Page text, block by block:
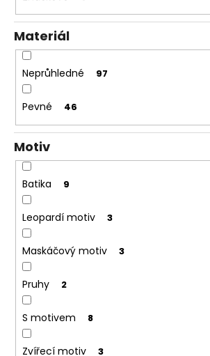
Materiál
Neprůhledné 97
Pevné 46
Motiv
Batika 9
Leopardí motiv 3
Maskáčový motiv 3
Pruhy 2
S motivem 8
Zvířecí motiv 3